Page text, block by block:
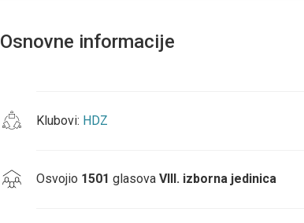
Osnovne informacije
Klubovi: HDZ
Osvojio 1501 glasova VIII. izborna jedinica